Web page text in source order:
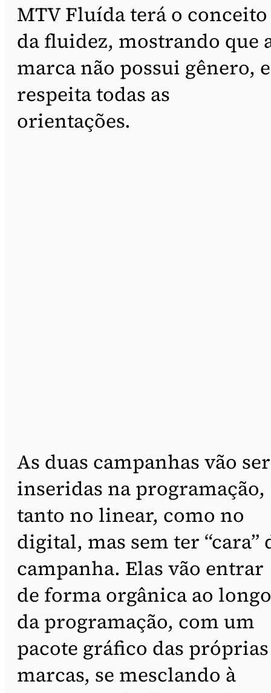
MTV Fluída terá o conceito
da fluidez, mostrando que
marca não possui gênero, e
respeita todas as
orientações.
As duas campanhas vão ser
inseridas na programação,
tanto no linear, como no
digital, mas sem ter “cara”
campanha. Elas vão entrar
de forma orgânica ao longo
da programação, com um
pacote gráfico das próprias
marcas, se mesclando à